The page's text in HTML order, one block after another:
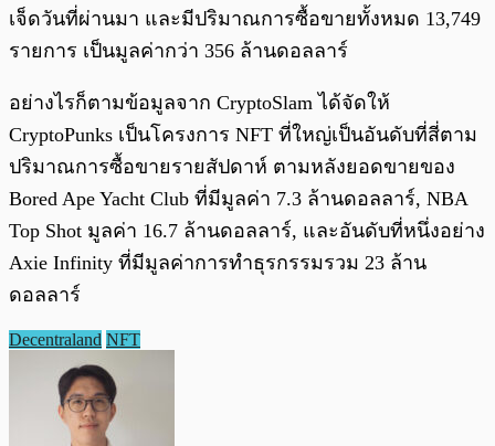
เจ็ดวันที่ผ่านมา และมีปริมาณการซื้อขายทั้งหมด 13,749
รายการ เป็นมูลค่ากว่า 356 ล้านดอลลาร์
อย่างไรก็ตามข้อมูลจาก CryptoSlam ได้จัดให้
CryptoPunks เป็นโครงการ NFT ที่ใหญ่เป็นอันดับที่สี่ตาม
ปริมาณการซื้อขายรายสัปดาห์ ตามหลังยอดขายของ
Bored Ape Yacht Club ที่มีมูลค่า 7.3 ล้านดอลลาร์, NBA
Top Shot มูลค่า 16.7 ล้านดอลลาร์, และอันดับที่หนึ่งอย่าง
Axie Infinity ที่มีมูลค่าการทำธุรกรรมรวม 23 ล้าน
ดอลลาร์
Decentraland NFT